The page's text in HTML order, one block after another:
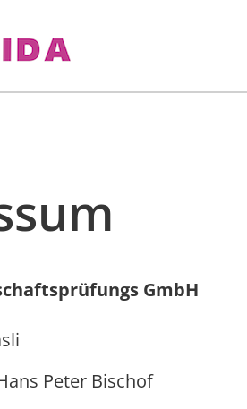
GmbH
Peter Bischof